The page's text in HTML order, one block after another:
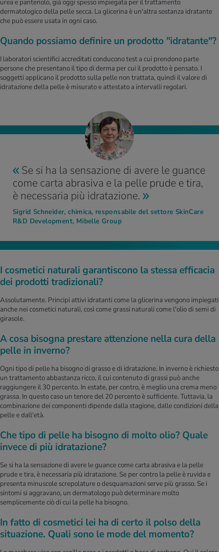
urea e pantenolo, già oggi spesso impiegata per il trattamento
dermatologico della pelle secca. La glicerina è un'altra sostanza idratante
che può essere usata in ogni caso.
Quando possiamo definire un prodotto "idratante"?
I laboratori scientifici accreditati conducono test a cui prendono parte
persone che presentano il tipo di derma per cui il prodotto è pensato. I
soggetti applicano il prodotto sulla pelle non trattata, quindi il valore di
idratazione della pelle è misurato e attestato a intervalli regolari.
Se si ha la sensazione di avere le guance
come carta abrasiva e la pelle prude e tira,
è necessaria più idratazione.
Sigrid Schneider, chimica, responsabile del settore SkinCare
R&D Development, Mibelle Group
I cosmetici naturali garantiscono la stessa efficacia
dei prodotti tradizionali?
Assolutamente. Principi attivi idratanti come la glicerina vengono impiegati
anche nei cosmetici naturali, così come grassi naturali come l'olio di semi di
girasole.
A cosa bisogna prestare attenzione nella cura della
pelle in inverno?
Ogni tipo di pelle ha bisogno di grasso e di idratazione. In inverno è richiesto
un trattamento abbastanza ricco, il cui contenuto di grassi può anche
raggiungere il 30 percento. In estate, per contro, è meglio una crema meno
grassa. In questo caso un tenore del 20 percento è sufficiente. Tuttavia, la
combinazione dei componenti dipende dalla stagione, dalle condizioni della
pelle e dall'età.
Che tipo di pelle ha bisogno di molto olio? Quale
invece di più idratazione?
Se si ha la sensazione di avere le guance come carta abrasiva e la pelle
prude e tira, è necessaria più idratazione. Se per contro la pelle è ruvida e
presenta minuscole screpolature o desquamazioni serve più grasso. Se i
sintomi si aggravano, un dermatologo può determinare molto
semplicemente ciò di cui la pelle ha bisogno.
In fatto di cosmetici lei ha di certo il polso della
situazione. Quali sono le mode del momento?